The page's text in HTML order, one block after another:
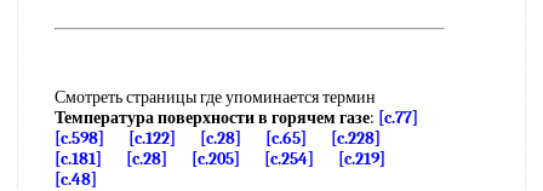
Смотреть страницы где упоминается термин
Температура поверхности в горячем газе: [c.77]
[c.598]
[c.122] [c.28] [c.65]
[c.228]
[c.181]
[c.28] [c.205] [c.254]
[c.219]
[c.48]